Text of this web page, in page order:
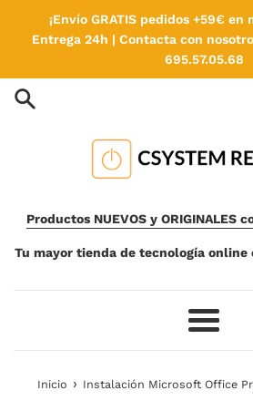
directamente
¡Envío GRATIS pedidos +59€
Entrega 24h | Contacta con
695.57.05.68
Productos NUEVOS y ORIGINALES
Tu mayor tienda de tecnología online
Más
Inicio › Instalación Microsoft Office